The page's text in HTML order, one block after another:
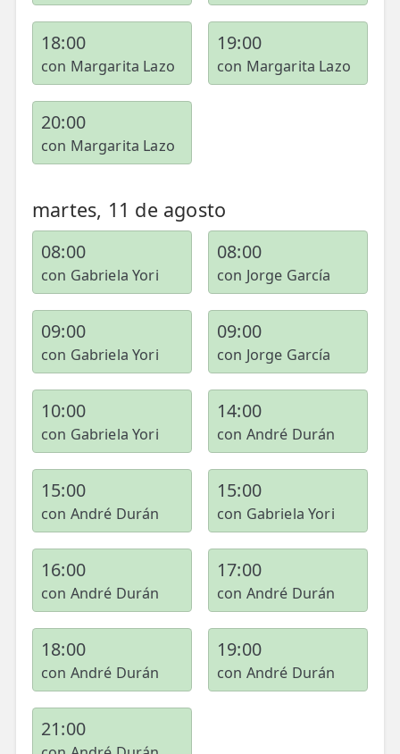
UBICACIONES
🔍 Buscador Clínicas
📍 Barrio del Pilar
📍 Chamberí - Centro
📍 Barrio Salamanca
📍 Carabanchel - Usera
📍 Bravo Murillo
📍 Getafe
TIENDA
🛍️ Tienda Bonos
🛍️ Tienda Productos Fisioterapia
🎁 Tarjetas Regalo
❤️ Ofertas
CONTACTO
☎️ 91 005 23 63
📧 Contacta
ESPECIALIDADES
🩻 Fisioterapia Traumatológica
😧 Fisioterapia ATM
18:00
con Margarita Lazo
19:00
con Margarita Lazo
20:00
con Margarita Lazo
martes, 11 de agosto
08:00
con Gabriela Yori
08:00
con Jorge García
09:00
con Gabriela Yori
09:00
con Jorge García
10:00
con Gabriela Yori
14:00
con André Durán
15:00
con André Durán
15:00
con Gabriela Yori
16:00
con André Durán
17:00
con André Durán
18:00
con André Durán
19:00
con André Durán
21:00